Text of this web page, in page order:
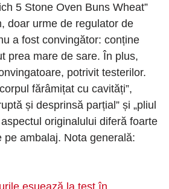
5 Stone Oven Buns Wheat”
doar urme de regulator de
a fost convingător: conține
prea mare de sare. În plus,
potrivit testerilor.
fărâmițat cu cavități”,
și desprinsă parțial” și „pliul
originalului diferă foarte
pe ambalaj. Nota generală:
eșuează la test în